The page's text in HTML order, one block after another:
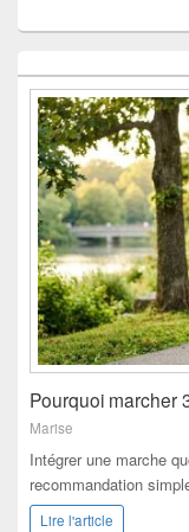
Pourquoi marcher
Marise
Intégrer une marche
recommandation
Lire l'article